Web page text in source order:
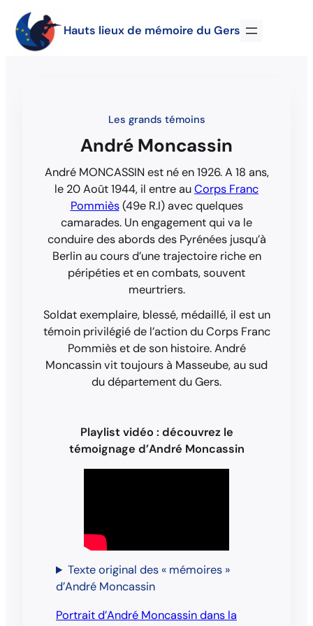
Hauts lieux de mémoire du Gers
Les grands témoins
André Moncassin
André MONCASSIN est né en 1926. A 18 ans,
le 20 Août 1944, il entre auCorps Franc
Pommiès(49e R.I) avec quelques
camarades. Un engagement qui va le
conduire des abords des Pyrénées jusqu’à
Berlin au cours d’une trajectoire riche en
péripéties et en combats, souvent
meurtriers.
Soldat exemplaire, blessé, médaillé, il est un
témoin privilégié de l’action du Corps Franc
Pommiès et de son histoire. André
Moncassin vit toujours à Masseube, au sud
du département du Gers.
Playlist vidéo : découvrez le
témoignage d’André Moncassin
Texte original des « mémoires »
d’André Moncassin
Portrait d’André Moncassin dans la